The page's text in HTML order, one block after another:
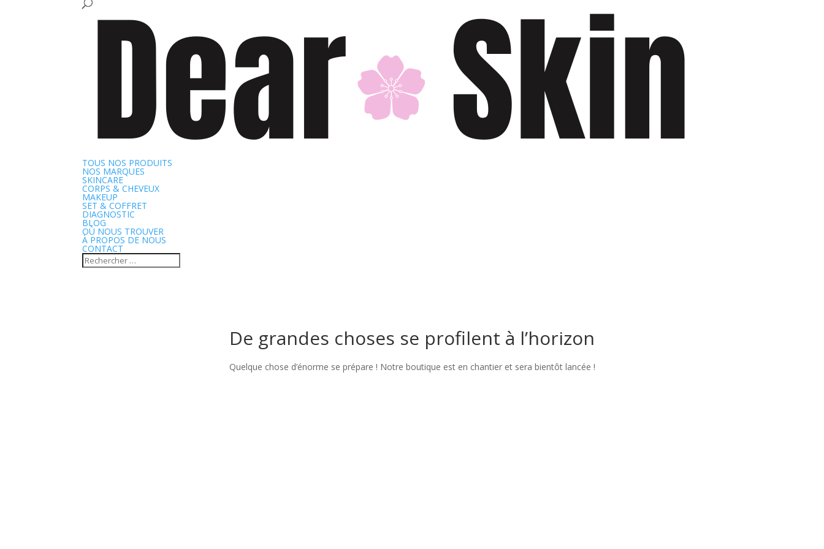
TOUS NOS PRODUITS
NOS MARQUES
SKINCARE
CORPS & CHEVEUX
MAKEUP
SET & COFFRET
DIAGNOSTIC
BLOG
OÙ NOUS TROUVER
À PROPOS DE NOUS
CONTACT
De grandes choses se profilent à l’horizon
Quelque chose d’énorme se prépare ! Notre boutique est en chantier et sera bientôt lancée !